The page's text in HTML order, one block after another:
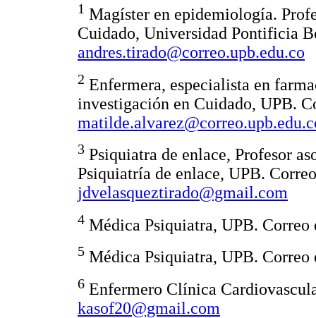
1 Magíster en epidemiología.
Cuidado, Universidad Pontificia
andres.tirado@correo.upb.edu.co
2 Enfermera, especialista en
investigación en Cuidado, UPB.
3 Psiquiatra de enlace, Profesor
Psiquiatría de enlace, UPB.
jdvelasqueztirado@gmail.com
4 Médica Psiquiatra, UPB.
5 Médica Psiquiatra, UPB.
6 Enfermero Clínica
kasof20@gmail.com